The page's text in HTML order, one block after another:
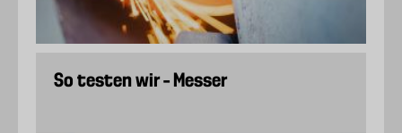
So testen wir – Messer